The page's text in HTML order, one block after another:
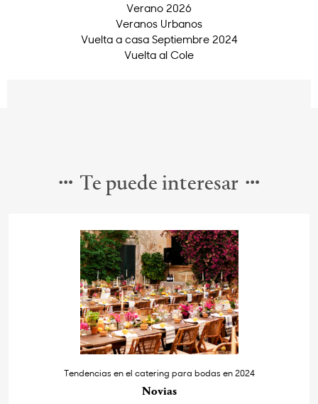
Verano 2026
Veranos Urbanos
Vuelta a casa Septiembre 2024
Vuelta al Cole
Te puede interesar
Tendencias en el catering para bodas en 2024
Novias